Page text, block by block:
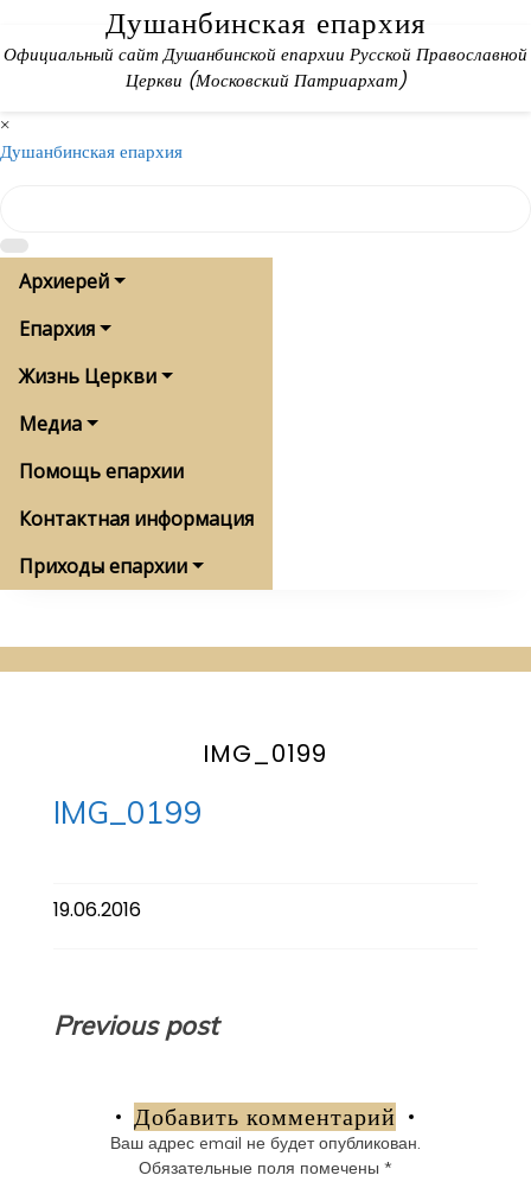
content
Душанбинская епархия
Официальный сайт Душанбинской епархии Русской Православной
Церкви (Московский Патриархат)
×
Душанбинская епархия
Архиерей
Епархия
Жизнь Церкви
Медиа
Помощь епархии
Контактная информация
Приходы епархии
IMG_0199
IMG_0199
19.06.2016
Навигация
записям
Previous post
Добавить комментарий
Ваш адрес email не будет опубликован.
Обязательные поля помечены *